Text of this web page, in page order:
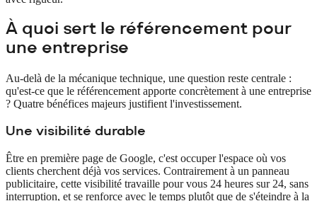
À quoi sert le référencement pour
une entreprise
Au-delà de la mécanique technique, une question reste centrale :
qu'est-ce que le référencement apporte concrètement à une entreprise
? Quatre bénéfices majeurs justifient l'investissement.
Une visibilité durable
Être en première page de Google, c'est occuper l'espace où vos
clients cherchent déjà vos services. Contrairement à un panneau
publicitaire, cette visibilité travaille pour vous 24 heures sur 24, sans
interruption, et se renforce avec le temps plutôt que de s'éteindre à la